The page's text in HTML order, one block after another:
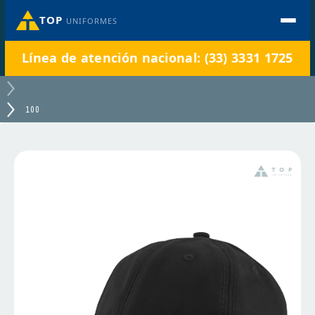
TOP UNIFORMES
Línea de atención nacional: (33) 3331 1725
100